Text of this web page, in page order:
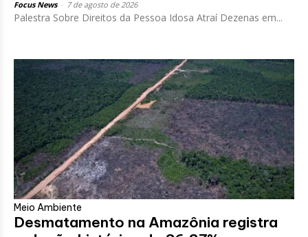
Focus News 7 de agosto de 2026
Palestra Sobre Direitos da Pessoa Idosa Atraí Dezenas em...
Meio Ambiente
Desmatamento na Amazônia registra